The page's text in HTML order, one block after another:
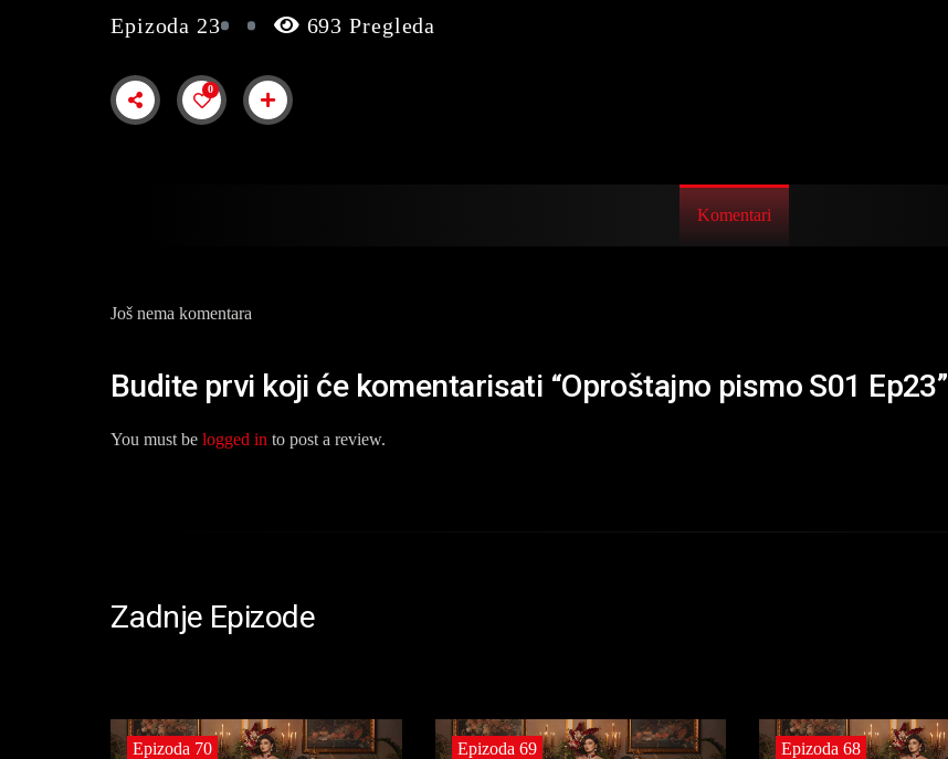
Epizoda 23 693 Pregleda
0
Komentari
Još nema komentara
Budite prvi koji će komentarisati “Oproštajno pismo S01 Ep23”
You must be logged in to post a review.
Zadnje Epizode
Epizoda 70 Epizoda 69 Epizoda 68